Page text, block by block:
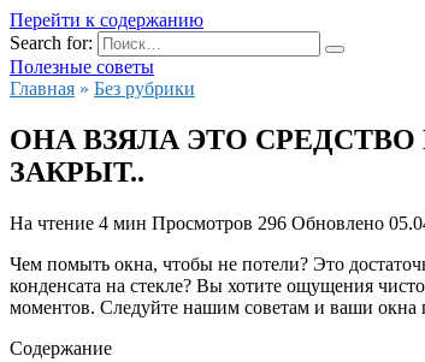
Перейти к содержанию
Search for:
Полезные советы
Главная » Без рубрики
ОНА ВЗЯЛА ЭТО
ЗАКРЫТ..
На чтение 4 мин Просмотров 296 Обновлено
Чем помыть окна, чтобы не потели? Это
конденсата на стекле? Вы хотите ощущения
моментов. Следуйте нашим советам и ваши
Содержание